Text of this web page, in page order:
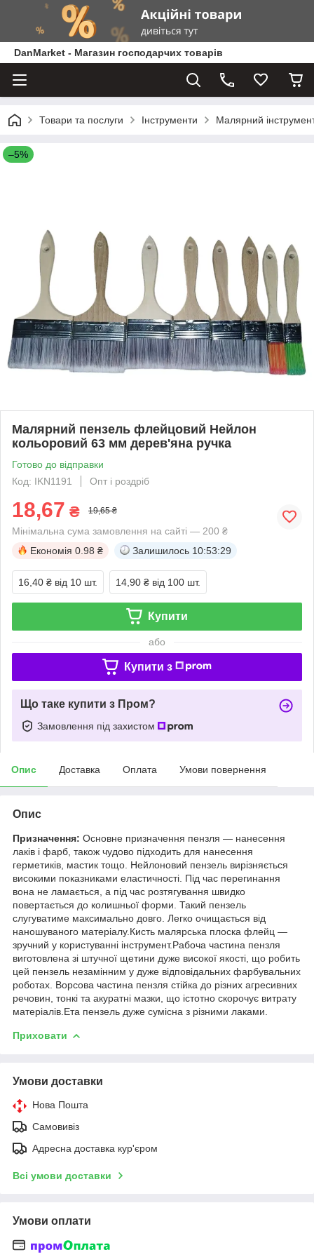
DanMarket - Магазин господарчих товарів
Товари та послуги Інструменти Малярний
–5%
Малярний пензель флейцовий Нейлон
кольоровий 63 мм дерев'яна ручка
Готово до відправки
Код: IKN1191
Опт і роздріб
18,67 ₴ 19,65 ₴
Мінімальна сума замовлення на сайті — 200 ₴
Економія 0.98 ₴ Залишилось 10:53:29
16,40 ₴ від 10 шт. 14,90 ₴ від 100 шт.
Купити
або
Купити з
Що таке купити з Пром?
Замовлення під захистом
Опис Доставка Оплата Умови повернення
Опис
Призначення: Основне призначення пензля — нанесення
лаків і фарб, також чудово підходить для нанесення
герметиків, мастик тощо. Нейлоновий пензель вирізняється
високими показниками еластичності. Під час перегинання
вона не ламається, а під час розтягування швидко
повертається до колишньої форми. Такий пензель
слугуватиме максимально довго. Легко очищається від
наношуваного матеріалу.Кисть малярська плоска флейц —
зручний у користуванні інструмент.Рабоча частина пензля
виготовлена зі штучної щетини дуже високої якості, що робить
цей пензель незамінним у дуже відповідальних фарбувальних
роботах. Ворсова частина пензля стійка до різних агресивних
речовин, тонкі та акуратні мазки, що істотно скорочує витрату
матеріалів.Ета пензель дуже сумісна з різними лаками.
Приховати
Умови доставки
Нова Пошта
Самовивіз
Адресна доставка кур'єром
Всі умови доставки
Умови оплати